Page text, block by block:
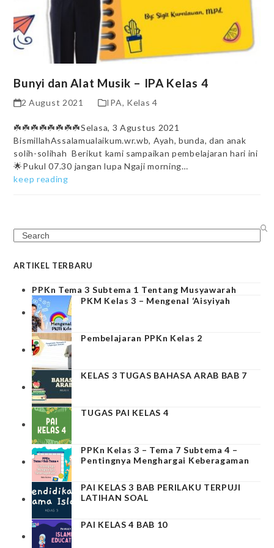
Bunyi dan Alat Musik – IPA Kelas 4
2 August 2021 IPA, Kelas 4
☘️☘️☘️☘️☘️☘️☘️☘️Selasa, 3 Agustus 2021
BismillahAssalamualaikum.wr.wb, Ayah, bunda, dan anak
solih-solihah Berikut kami sampaikan pembelajaran hari ini
🌟Pukul 07.30 jangan lupa Ngaji morning…
keep reading
Search
ARTIKEL TERBARU
PPKn Tema 3 Subtema 1 Tentang Musyawarah
PKM Kelas 3 – Mengenal ‘Aisyiyah
Pembelajaran PPKn Kelas 2
KELAS 3 TUGAS BAHASA ARAB BAB 7
TUGAS PAI KELAS 4
PPKn Kelas 3 – Tema 7 Subtema 4 –
Pentingnya Menghargai Keberagaman
PAI KELAS 3 BAB PERILAKU TERPUJI
LATIHAN SOAL
PAI KELAS 4 BAB 10